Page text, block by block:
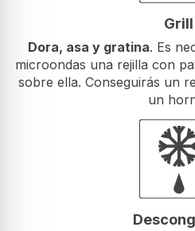
Grill
Dora, asa y gratina. Es
microondas una rejilla con
sobre ella. Conseguirás un
un